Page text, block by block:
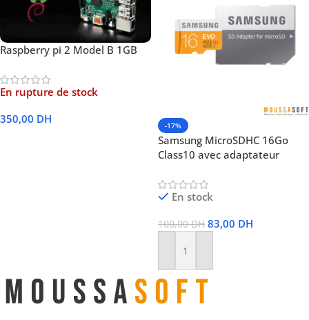
Raspberry pi 2 Model B 1GB
En rupture de stock
350,00 DH -17%
Samsung MicroSDHC 16Go
Class10 avec adaptateur
En stock
100,00DH 83,00 DH
Ajouter Au Panier